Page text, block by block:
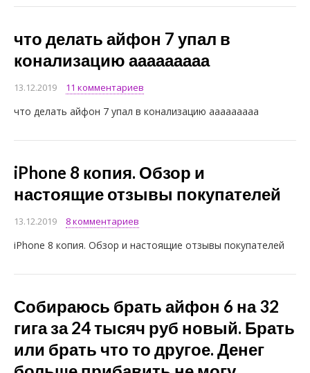
что делать айфон 7 упал в
конализацию ааааааааа
13.12.2019 11 комментариев
что делать айфон 7 упал в конализацию ааааааааа
iPhone 8 копия. Обзор и
настоящие отзывы покупателей
13.12.2019 8 комментариев
iPhone 8 копия. Обзор и настоящие отзывы покупателей
Собираюсь брать айфон 6 на 32
гига за 24 тысяч руб новый. Брать
или брать что то другое. Денег